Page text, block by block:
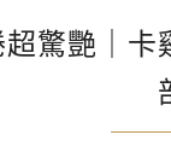
驚艷｜